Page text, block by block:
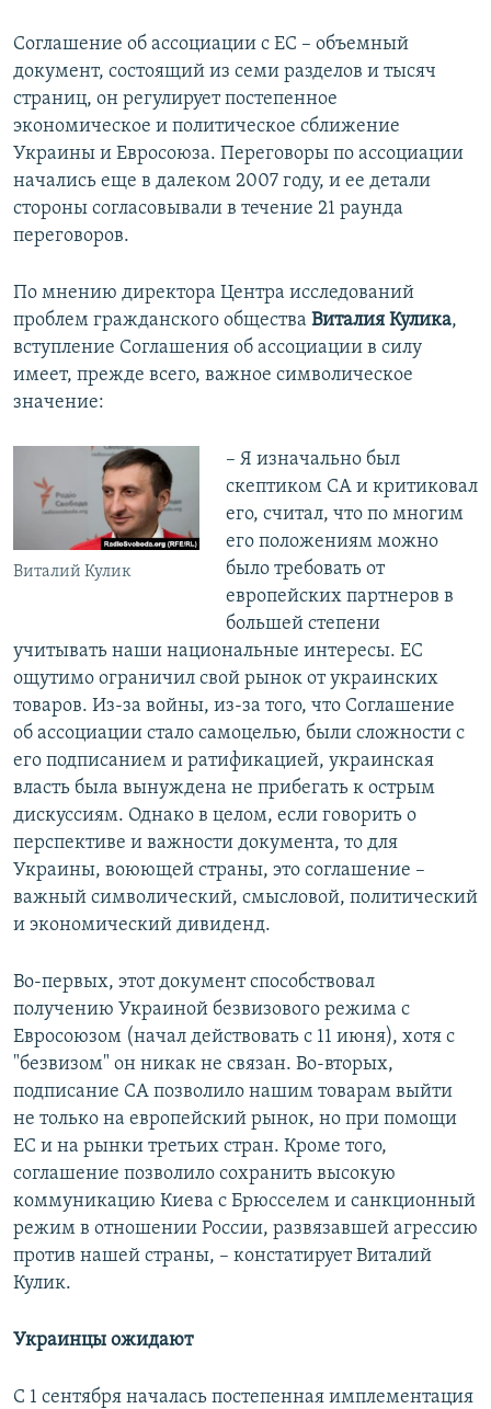
Соглашение об ассоциации с ЕС – объемный
документ, состоящий из семи разделов и тысяч
страниц, он регулирует постепенное
экономическое и политическое сближение
Украины и Евросоюза. Переговоры по ассоциации
начались еще в далеком 2007 году, и ее детали
стороны согласовывали в течение 21 раунда
переговоров.
По мнению директора Центра исследований
проблем гражданского общества Виталия Кулика,
вступление Соглашения об ассоциации в силу
имеет, прежде всего, важное символическое
значение:
Виталий Кулик
– Я изначально был
скептиком СА и критиковал
его, считал, что по многим
его положениям можно
было требовать от
европейских партнеров в
большей степени
учитывать наши национальные интересы. ЕС
ощутимо ограничил свой рынок от украинских
товаров. Из-за войны, из-за того, что Соглашение
об ассоциации стало самоцелью, были сложности с
его подписанием и ратификацией, украинская
власть была вынуждена не прибегать к острым
дискуссиям. Однако в целом, если говорить о
перспективе и важности документа, то для
Украины, воюющей страны, это соглашение –
важный символический, смысловой, политический
и экономический дивиденд.
Во-первых, этот документ способствовал
получению Украиной безвизового режима с
Евросоюзом (начал действовать с 11 июня), хотя с
"безвизом" он никак не связан. Во-вторых,
подписание СА позволило нашим товарам выйти
не только на европейский рынок, но при помощи
ЕС и на рынки третьих стран. Кроме того,
соглашение позволило сохранить высокую
коммуникацию Киева с Брюсселем и санкционный
режим в отношении России, развязавшей агрессию
против нашей страны, – констатирует Виталий
Кулик.
Украинцы ожидают
С 1 сентября началась постепенная имплементация